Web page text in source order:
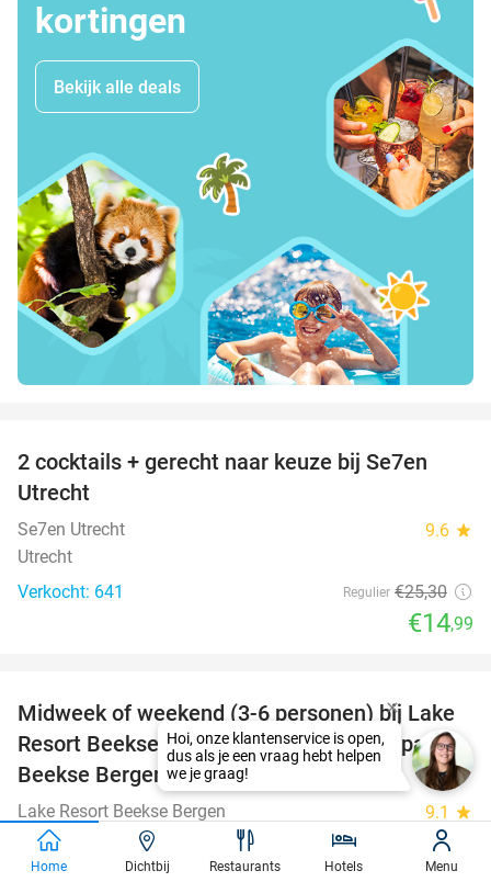
kortingen
Bekijk alle deals
41%
2 cocktails + gerecht naar keuze bij Se7en
Utrecht
Se7en Utrecht 9.6 star
Utrecht
Verkocht: 641
Regulier €25,30
€14,99
53%
Midweek of weekend (3-6 personen) bij Lake
Resort Beekse Bergen + toegang Safaripark
Beekse Bergen
Lake Resort Beekse Bergen 9.1 star
Hilvarenbeek, 5081 NJ
Verkocht: 46
Regulier €590
Home Dichtbij Restaurants Hotels Menu